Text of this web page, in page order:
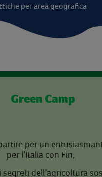
per area geografica
Green Camp
per un
per l’Italia con Fin,
segreti dell’agricoltura